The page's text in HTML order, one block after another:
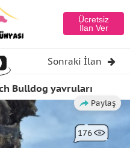
Ücretsiz
İlan Ver
Sonraki İlan
Bulldog yavruları
Paylaş
176